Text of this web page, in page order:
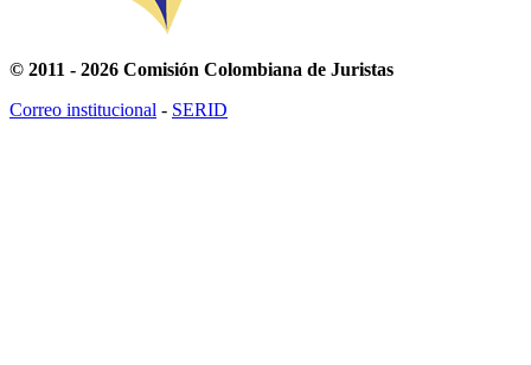
© 2011 - 2026 Comisión Colombiana de Juristas
Correo institucional - SERID